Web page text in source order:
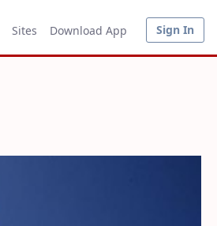
Sites Download App Sign In